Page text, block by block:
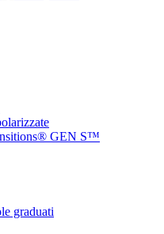
GEN S™
graduati